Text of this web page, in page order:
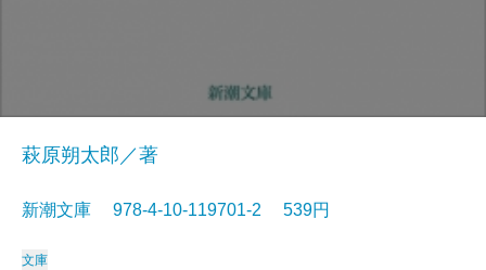
萩原朔太郎／著
新潮文庫 978-4-10-119701-2 539円
文庫